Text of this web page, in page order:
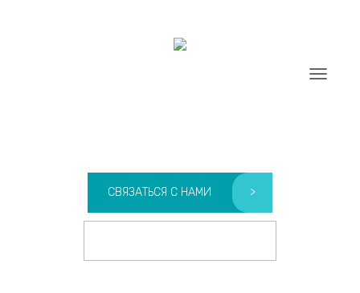
Menu
СВЯЗАТЬСЯ С НАМИ >